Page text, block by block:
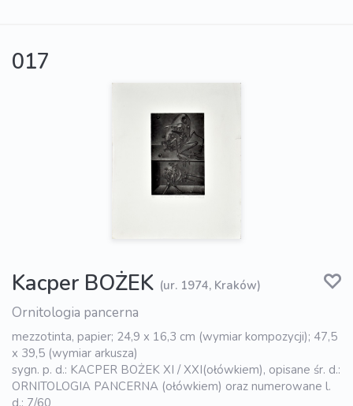
017
Kacper BOŻEK (ur. 1974, Kraków)
Ornitologia pancerna
mezzotinta, papier; 24,9 x 16,3 cm (wymiar kompozycji); 47,5
x 39,5 (wymiar arkusza)
sygn. p. d.: KACPER BOŻEK XI / XXI(ołówkiem), opisane śr. d.:
ORNITOLOGIA PANCERNA (ołówkiem) oraz numerowane l.